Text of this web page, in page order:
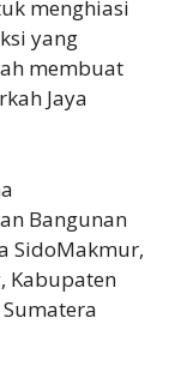
menghiasi
yang
membuat
Jaya
Bangunan
SidoMakmur,
Kabupaten